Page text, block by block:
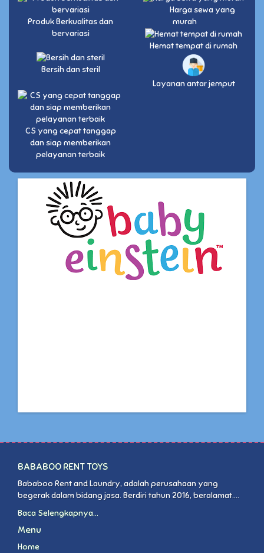
Produk Berkualitas dan
bervariasi
Harga sewa yang
murah
Hemat tempat di rumah
Bersih dan steril
Layanan antar jemput
CS yang cepat tanggap
dan siap memberikan
pelayanan terbaik
BABABOO RENT TOYS
Bababoo Rent and Laundry, adalah perusahaan yang
begerak dalam bidang jasa. Berdiri tahun 2016, beralamat....
Baca Selengkapnya...
Menu
Home